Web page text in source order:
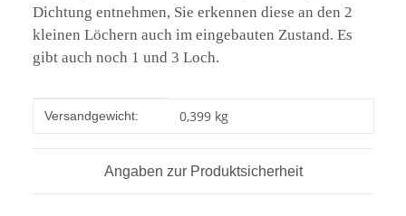
Dichtung entnehmen, Sie erkennen diese an den 2
kleinen Löchern auch im eingebauten Zustand. Es
gibt auch noch 1 und 3 Loch.
Produkteigenschaft
Wert
Versandgewicht: 0,399 kg
Angaben zur Produktsicherheit